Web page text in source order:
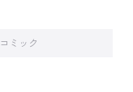
コミック